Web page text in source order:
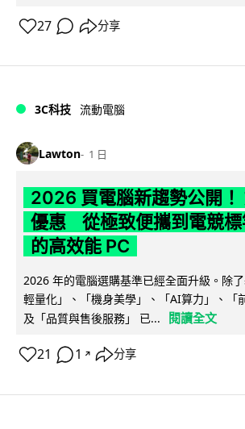
27 分享
3C科技 流動電腦
Lawton 1 日
2026 買電腦新趨勢公開！
優惠 從極致便攜到電競標
的高效能 PC
2026 年的電腦選購基準已經全面升級。除
輕量化」、「機身美學」、「AI算力」、「
及「品質與售後服務」 已...
閱讀全文
21 1 ↗ 分享